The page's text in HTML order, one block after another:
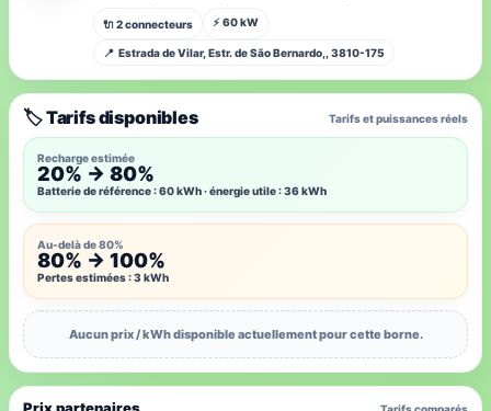
🔌 2 connecteurs ⚡ 60 kW
📍 Estrada de Vilar, Estr. de São Bernardo,, 3810-175
🏷️ Tarifs disponibles Tarifs et puissances réels
Recharge estimée
20% → 80%
Batterie de référence : 60 kWh · énergie utile : 36 kWh
Au-delà de 80%
80% → 100%
Pertes estimées : 3 kWh
Aucun prix / kWh disponible actuellement pour cette borne.
Tarifs comparés